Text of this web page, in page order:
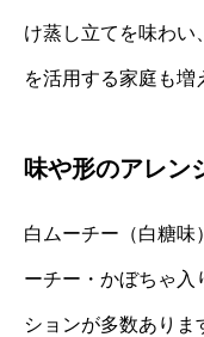
け蒸し立てを味わい
を活用する家庭も増
味や形のアレン
白ムーチー（白糖味
ーチー・かぼちゃ入
ションが多数ありま